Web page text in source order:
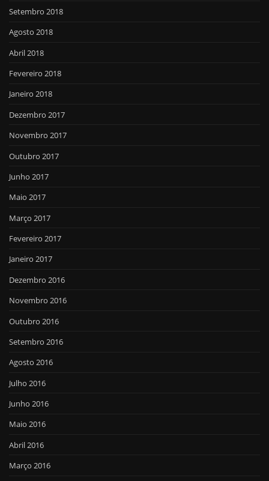
Setembro 2018
Agosto 2018
Abril 2018
Fevereiro 2018
Janeiro 2018
Dezembro 2017
Novembro 2017
Outubro 2017
Junho 2017
Maio 2017
Março 2017
Fevereiro 2017
Janeiro 2017
Dezembro 2016
Novembro 2016
Outubro 2016
Setembro 2016
Agosto 2016
Julho 2016
Junho 2016
Maio 2016
Abril 2016
Março 2016